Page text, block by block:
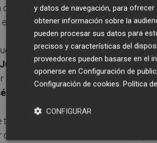
debe tener concluido el nuevo estadio
a levantar las viviendas y la
de prensa José Luis Santa
Juan Casares, presidente de Concovi;
de Olivares Consultores; Marta de
Manuel Martínez,
recibir la oferta de ADU el visto
suelo terciario incluido en el
y datos de navegación, para
obtener información sobre la
pueden procesar sus datos para
precisos y características del
proveedores pueden basarse en el
oponerse en Configuración de
Configuración de cookies. Política
CONFIGURAR